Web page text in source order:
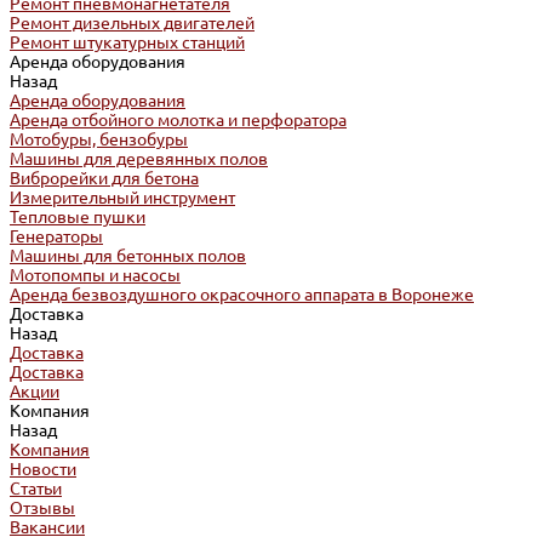
Ремонт дизельных двигателей
Ремонт штукатурных станций
Аренда оборудования
Назад
Аренда оборудования
Аренда отбойного молотка и перфоратора
Мотобуры, бензобуры
Машины для деревянных полов
Виброрейки для бетона
Измерительный инструмент
Тепловые пушки
Генераторы
Машины для бетонных полов
Мотопомпы и насосы
Аренда безвоздушного окрасочного аппарата в Воронеже
Доставка
Назад
Доставка
Доставка
Акции
Компания
Назад
Компания
Новости
Статьи
Отзывы
Вакансии